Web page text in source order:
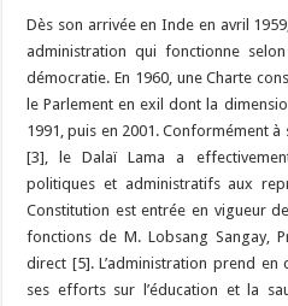
Dès son arrivée en Inde en avril
administration qui fonctionne
démocratie. En 1960, une Charte
le Parlement en exil dont la
1991, puis en 2001. Conformément
[3], le Dalaï Lama a
politiques et administratifs aux
Constitution est entrée en vigueur
fonctions de M. Lobsang Sangay,
direct [5]. L’administration prend
ses efforts sur l’éducation et la